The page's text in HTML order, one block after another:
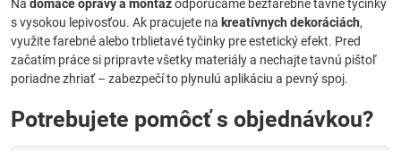
Na domáce opravy a montážodporúčame bezfarebné tavné tyčinky
s vysokou lepivosťou. Ak pracujete na kreatívnych dekoráciách,
využite farebné alebo trblietavé tyčinky pre estetický efekt. Pred
začatím práce si pripravte všetky materiály a nechajte tavnú pištoľ
poriadne zhriať – zabezpečí to plynulú aplikáciu a pevný spoj.
Potrebujete pomôcť s objednávkou?